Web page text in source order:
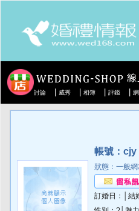
討論 威秀 相簿 評鑑
帳號：cjy
狀態：一般
訂婚日：│結